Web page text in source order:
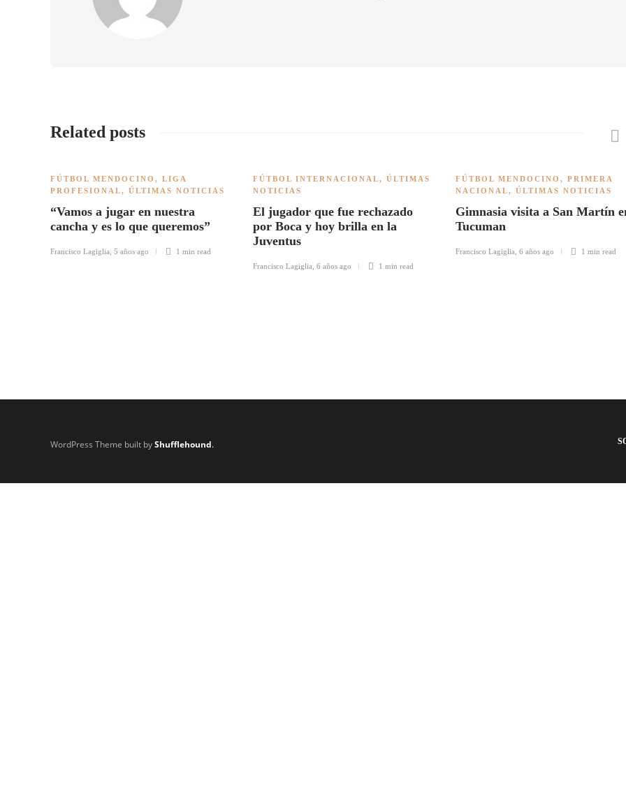
Related posts
FÚTBOL MENDOCINO , LIGA
PROFESIONAL, ÚLTIMAS NOTICIAS
“Vamos a jugar en nuestra
cancha y es lo que queremos”
Francisco Lagiglia 5 años ago 1 min read
FÚTBOL INTERNACIONAL, ÚLTIMAS
NOTICIAS
El jugador que fue rechazado
por Boca y hoy brilla en la
Juventus
Francisco Lagiglia 6 años ago 1 min read
FÚTBOL MENDOCINO , PRIMERA
NACIONAL, ÚLTIMAS NOTICIAS
Gimnasia visita a San Martín
Tucuman
Francisco Lagiglia 6 años ago 1 min read
WordPress Theme built byShufflehound.